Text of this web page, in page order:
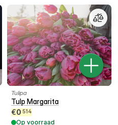
Tulipa
Tulp Margarita
€0 514
Op voorraad